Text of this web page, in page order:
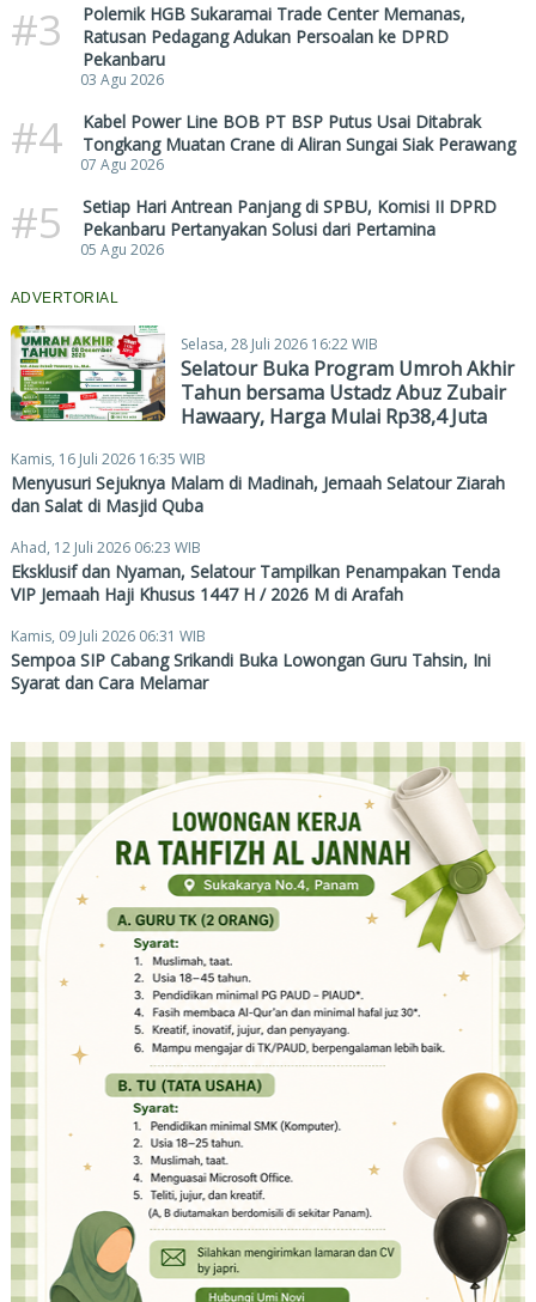
#3
Polemik HGB Sukaramai Trade Center Memanas,
Ratusan Pedagang Adukan Persoalan ke DPRD
Pekanbaru
03 Agu 2026
#4
Kabel Power Line BOB PT BSP Putus Usai Ditabrak
Tongkang Muatan Crane di Aliran Sungai Siak Perawang
07 Agu 2026
#5
Setiap Hari Antrean Panjang di SPBU, Komisi II DPRD
Pekanbaru Pertanyakan Solusi dari Pertamina
05 Agu 2026
ADVERTORIAL
Selasa, 28 Juli 2026 16:22 WIB
Selatour Buka Program Umroh Akhir
Tahun bersama Ustadz Abuz Zubair
Hawaary, Harga Mulai Rp38,4 Juta
Kamis, 16 Juli 2026 16:35 WIB
Menyusuri Sejuknya Malam di Madinah, Jemaah Selatour Ziarah
dan Salat di Masjid Quba
Ahad, 12 Juli 2026 06:23 WIB
Eksklusif dan Nyaman, Selatour Tampilkan Penampakan Tenda
VIP Jemaah Haji Khusus 1447 H / 2026 M di Arafah
Kamis, 09 Juli 2026 06:31 WIB
Sempoa SIP Cabang Srikandi Buka Lowongan Guru Tahsin, Ini
Syarat dan Cara Melamar